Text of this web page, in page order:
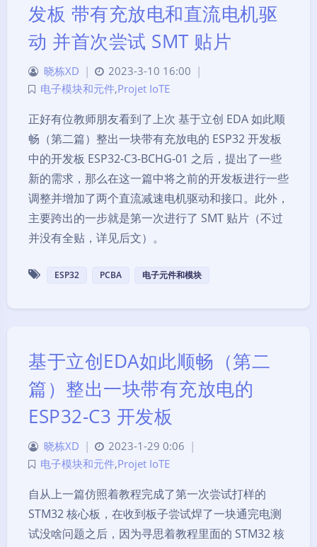
发板 带有充放电和直流电机驱
动 并首次尝试 SMT 贴片
晓栋XD | 2023-3-10 16:00 |
电子模块和元件,Projet IoTE
正好有位教师朋友看到了上次 基于立创 EDA 如此顺
畅（第二篇）整出一块带有充放电的 ESP32 开发板
中的开发板 ESP32-C3-BCHG-01 之后，提出了一些
新的需求，那么在这一篇中将之前的开发板进行一些
调整并增加了两个直流减速电机驱动和接口。此外，
主要跨出的一步就是第一次进行了 SMT 贴片（不过
并没有全贴，详见后文）。
ESP32 PCBA 电子元件和模块
基于立创EDA如此顺畅（第二
篇）整出一块带有充放电的
ESP32-C3 开发板
晓栋XD | 2023-1-29 0:06 |
电子模块和元件,Projet IoTE
自从上一篇仿照着教程完成了第一次尝试打样的
STM32 核心板，在收到板子尝试焊了一块通完电测
试没啥问题之后，因为寻思着教程里面的 STM32 核